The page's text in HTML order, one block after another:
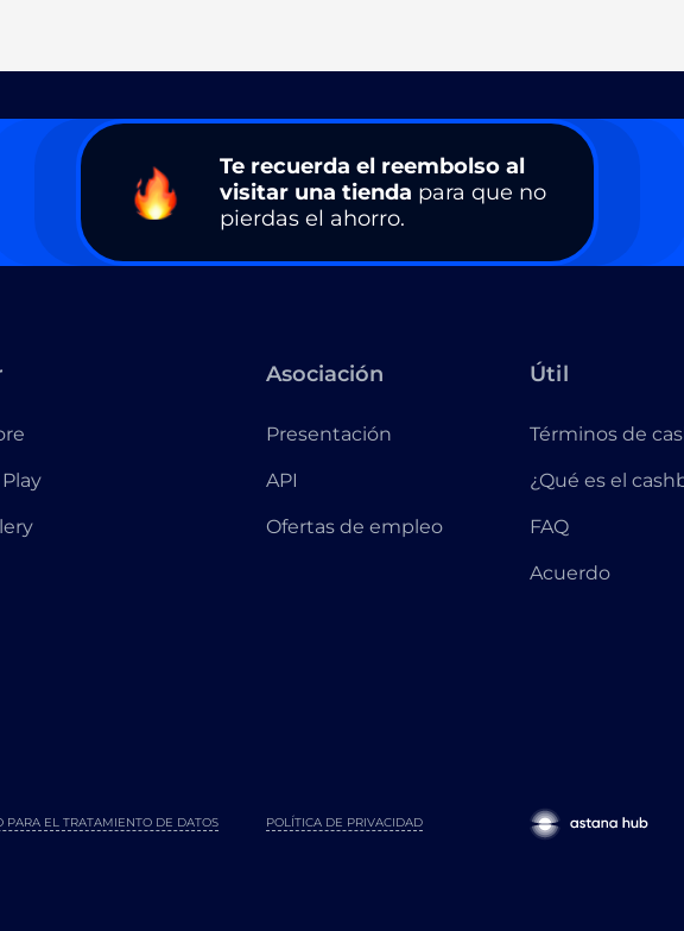
Te recuerda el reembolso al
visitar una tienda para que no
pierdas el ahorro.
Asociación
Presentación
API
Ofertas de empleo
Útil
Términos de
¿Qué es el
FAQ
Acuerdo
POLÍTICA DE PRIVACIDAD
PARA EL TRATAMIENTO DE DATOS